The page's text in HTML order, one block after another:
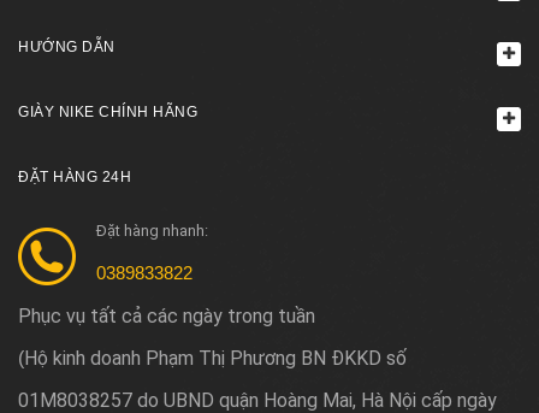
HƯỚNG DẪN
GIÀY NIKE CHÍNH HÃNG
ĐẶT HÀNG 24H
Đặt hàng nhanh:
0389833822
Phục vụ tất cả các ngày trong tuần
(Hộ kinh doanh Phạm Thị Phương BN ĐKKD số
01M8038257 do UBND quận Hoàng Mai, Hà Nội cấp ngày